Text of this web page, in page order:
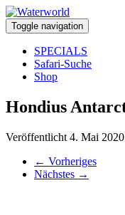
Toggle navigation
SPECIALS
Safari-Suche
Shop
Hondius
Veröffentlicht 4. Mai 2020
← Vorheriges
Nächstes →